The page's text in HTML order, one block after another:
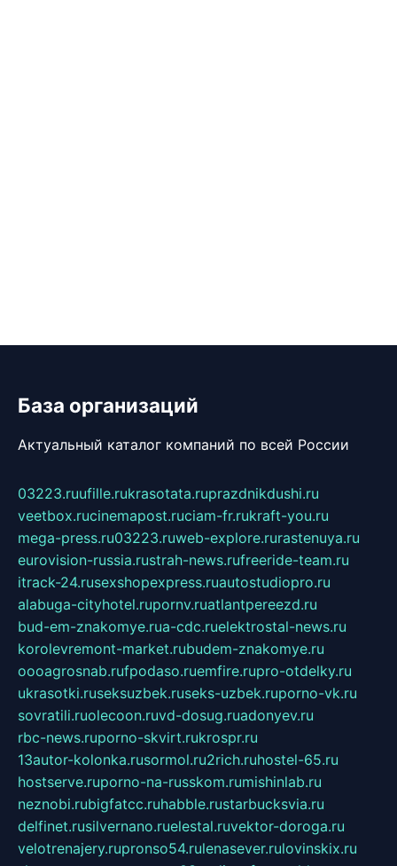
База организаций
Актуальный каталог компаний по всей России
03223.ruufille.rukrasotata.ruprazdnikdushi.ru
veetbox.rucinemapost.ruciam-fr.rukraft-you.ru
mega-press.ru03223.ruweb-explore.rurastenuya.ru
eurovision-russia.rustrah-news.rufreeride-team.ru
itrack-24.rusexshopexpress.ruautostudiopro.ru
alabuga-cityhotel.rupornv.ruatlantpereezd.ru
bud-em-znakomye.rua-cdc.ruelektrostal-news.ru
korolevremont-market.rubudem-znakomye.ru
oooagrosnab.rufpodaso.ruemfire.rupro-otdelky.ru
ukrasotki.ruseksuzbek.ruseks-uzbek.ruporno-vk.ru
sovratili.ruolecoon.ruvd-dosug.ruadonyev.ru
rbc-news.ruporno-skvirt.rukrospr.ru
13autor-kolonka.rusormol.ru2rich.ruhostel-65.ru
hostserve.ruporno-na-russkom.rumishinlab.ru
neznobi.rubigfatcc.ruhabble.rustarbucksvia.ru
delfinet.rusilvernano.ruelestal.ruvektor-doroga.ru
velotrenajery.rupronso54.rulenasever.rulovinskix.ru